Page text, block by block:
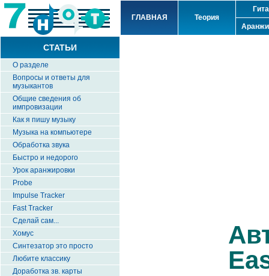
ГЛАВНАЯ Теория
СТАТЬИ
О разделе
Вопросы и ответы для
музыкантов
Общие сведения об
импровизации
Как я пишу музыку
Музыка на компьютере
Обработка звука
Быстро и недорого
Урок аранжировки
Probe
Impulse Tracker
Fast Tracker
Сделай сам...
Хомус
Синтезатор это просто
Любите классику
Доработка зв. карты